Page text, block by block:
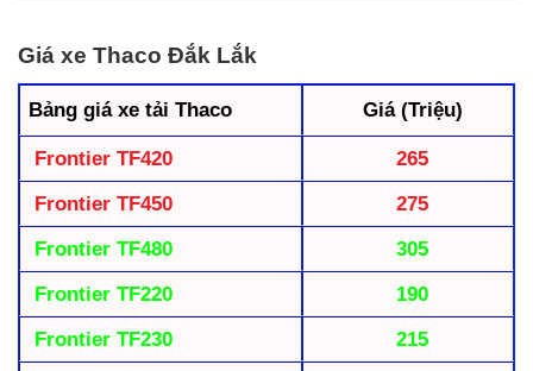
Giá xe Thaco Đắk Lắk
Bảng giá xe tải Thaco Giá (Triệu)
Frontier TF420
265
Frontier TF450
275
Frontier TF480
305
Frontier TF220
190
Frontier TF230
215